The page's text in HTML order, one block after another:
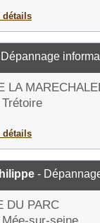
détails
LA
détails
-
DU PARC